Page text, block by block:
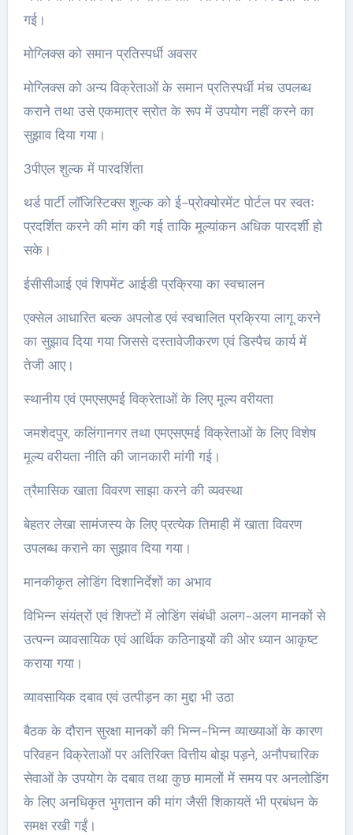
गई।
मोग्लिक्स को समान प्रतिस्पर्धी अवसर
मोग्लिक्स को अन्य विक्रेताओं के समान प्रतिस्पर्धी मंच उपलब्ध
कराने तथा उसे एकमात्र स्रोत के रूप में उपयोग नहीं करने का
सुझाव दिया गया।
3पीएल शुल्क में पारदर्शिता
थर्ड पार्टी लॉजिस्टिक्स शुल्क को ई-प्रोक्योरमेंट पोर्टल पर स्वतः
प्रदर्शित करने की मांग की गई ताकि मूल्यांकन अधिक पारदर्शी हो
सके।
ईसीसीआई एवं शिपमेंट आईडी प्रक्रिया का स्वचालन
एक्सेल आधारित बल्क अपलोड एवं स्वचालित प्रक्रिया लागू करने
का सुझाव दिया गया जिससे दस्तावेजीकरण एवं डिस्पैच कार्य में
तेजी आए।
स्थानीय एवं एमएसएमई विक्रेताओं के लिए मूल्य वरीयता
जमशेदपुर, कलिंगानगर तथा एमएसएमई विक्रेताओं के लिए विशेष
मूल्य वरीयता नीति की जानकारी मांगी गई।
त्रैमासिक खाता विवरण साझा करने की व्यवस्था
बेहतर लेखा सामंजस्य के लिए प्रत्येक तिमाही में खाता विवरण
उपलब्ध कराने का सुझाव दिया गया।
मानकीकृत लोडिंग दिशानिर्देशों का अभाव
विभिन्न संयंत्रों एवं शिफ्टों में लोडिंग संबंधी अलग-अलग मानकों से
उत्पन्न व्यावसायिक एवं आर्थिक कठिनाइयों की ओर ध्यान आकृष्ट
कराया गया।
व्यावसायिक दबाव एवं उत्पीड़न का मुद्दा भी उठा
बैठक के दौरान सुरक्षा मानकों की भिन्न-भिन्न व्याख्याओं के कारण
परिवहन विक्रेताओं पर अतिरिक्त वित्तीय बोझ पड़ने, अनौपचारिक
सेवाओं के उपयोग के दबाव तथा कुछ मामलों में समय पर अनलोडिंग
के लिए अनधिकृत भुगतान की मांग जैसी शिकायतें भी प्रबंधन के
समक्ष रखी गईं।